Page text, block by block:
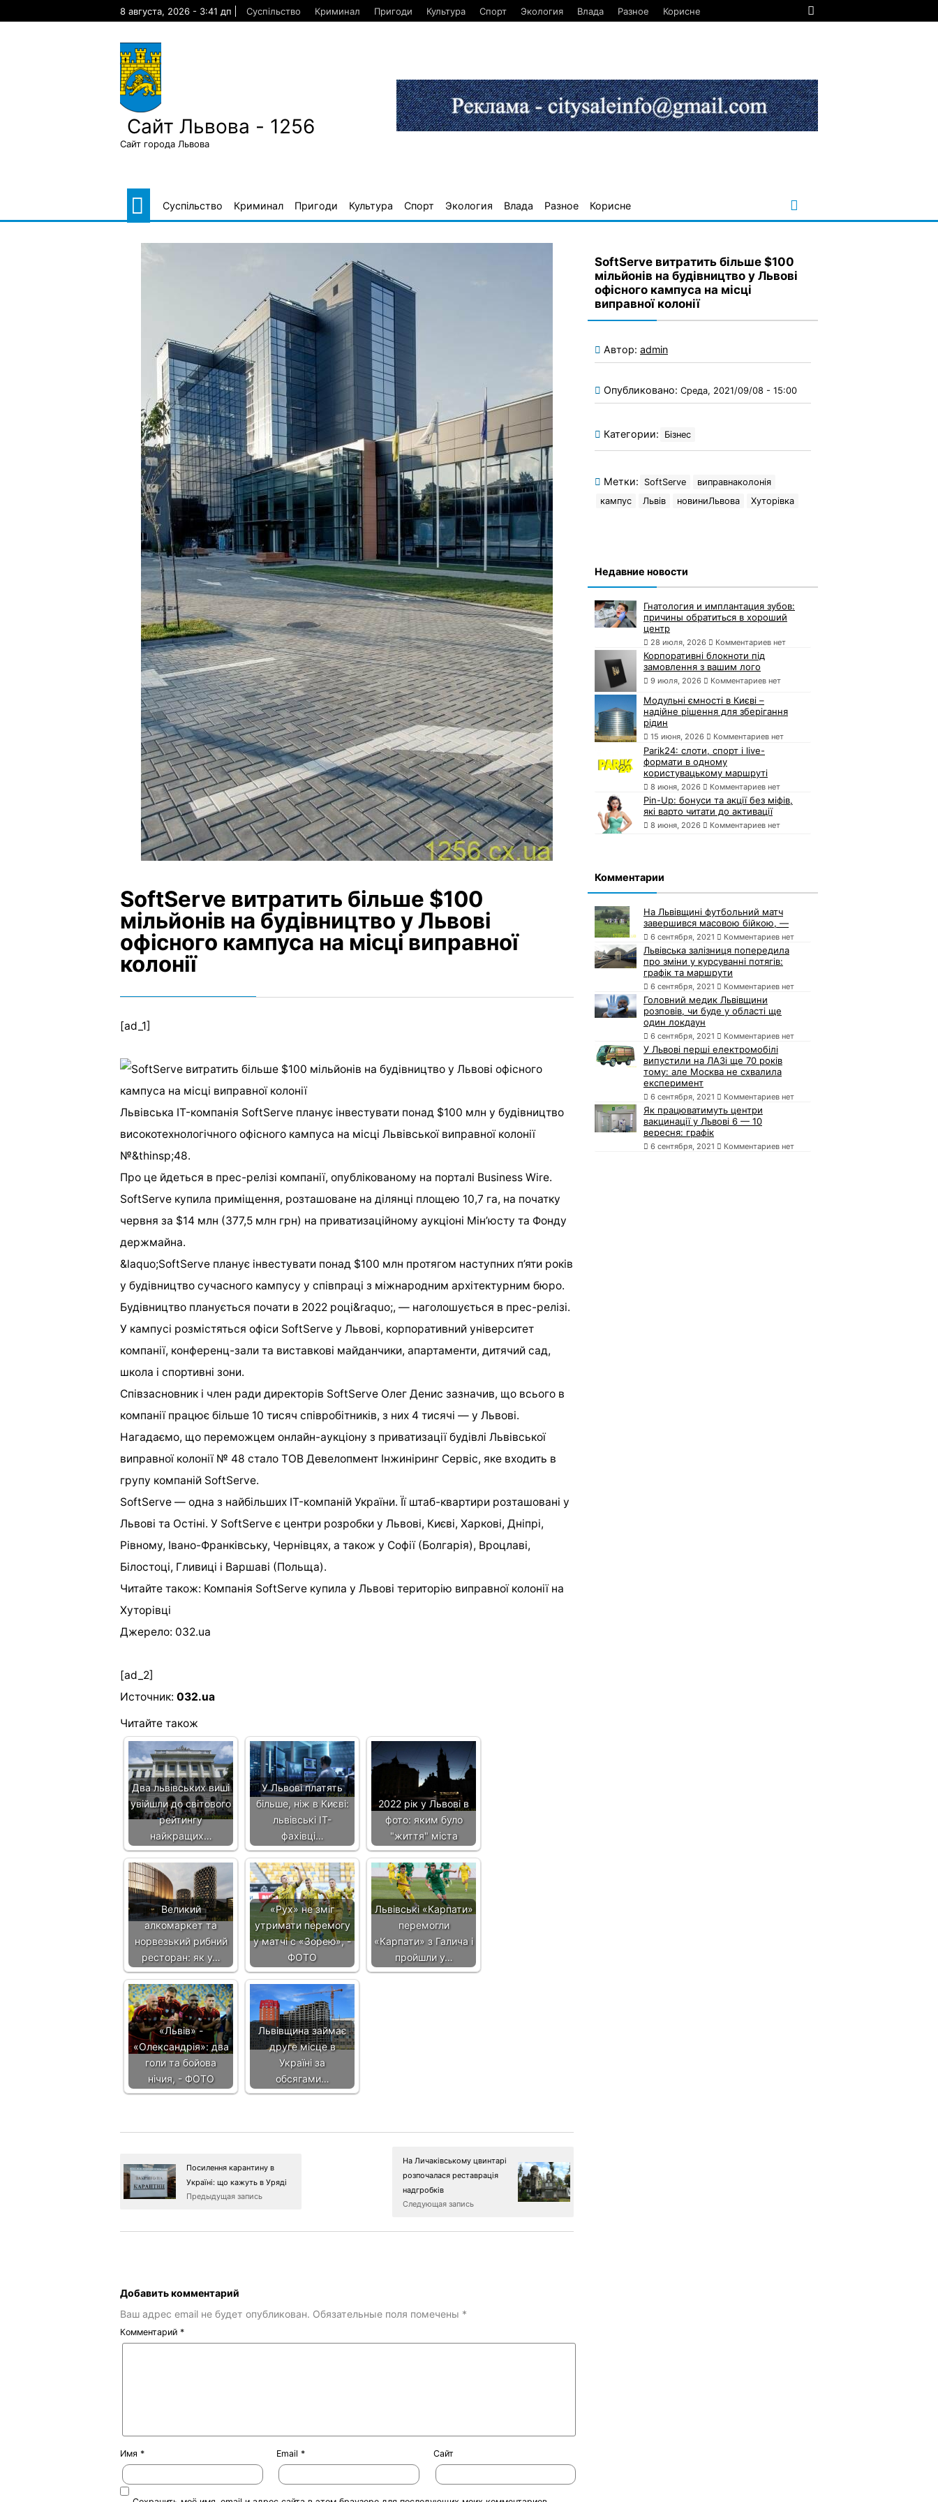
8 августа, 2026 - 3:41 дп Суспільство Криминал Пригоди Культура Спорт Экология Влада Разное Корисне
Сайт Львова - 1256
Сайт города Львова
Суспільство Криминал Пригоди Культура Спорт Экология Влада Разное Корисне
SoftServe витратить більше $100
мільйонів на будівництво у Львові
офісного кампуса на місці виправної
колонії
[ad_1]
Львівська IT-компанія SoftServe планує інвестувати понад $100 млн у будівництво
високотехнологічного офісного кампуса на місці Львівської виправної колонії
№&thinsp;48.
Про це йдеться в прес-релізі компанії, опублікованому на порталі Business Wire.
SoftServe купила приміщення, розташоване на ділянці площею 10,7 га, на початку
червня за $14 млн (377,5 млн грн) на приватизаційному аукціоні Мін’юсту та Фонду
держмайна.
&laquo;SoftServe планує інвестувати понад $100 млн протягом наступних п’яти років
у будівництво сучасного кампусу у співпраці з міжнародним архітектурним бюро.
Будівництво планується почати в 2022 році&raquo;, — наголошується в прес-релізі.
У кампусі розмістяться офіси SoftServe у Львові, корпоративний університет
компанії, конференц-зали та виставкові майданчики, апартаменти, дитячий сад,
школа і спортивні зони.
Співзасновник і член ради директорів SoftServe Олег Денис зазначив, що всього в
компанії працює більше 10 тисяч співробітників, з них 4 тисячі — у Львові.
Нагадаємо, що переможцем онлайн-аукціону з приватизації будівлі Львівської
виправної колонії № 48 стало ТОВ Девелопмент Інжиніринг Сервіс, яке входить в
групу компаній SoftServe.
SoftServe — одна з найбільших IT-компаній України. Її штаб-квартири розташовані у
Львові та Остіні. У SoftServe є центри розробки у Львові, Києві, Харкові, Дніпрі,
Рівному, Івано-Франківську, Чернівцях, а також у Софії (Болгарія), Вроцлаві,
Білостоці, Гливиці і Варшаві (Польща).
Читайте також: Компанія SoftServe купила у Львові територію виправної колонії на
Хуторівці
Джерело: 032.ua
[ad_2]
Источник: 032.ua
Читайте також
Два львівських виші
увійшли до світового
рейтингу
найкращих…
У Львові платять
більше, ніж в Києві:
львівські IT-
фахівці…
2022 рік у Львові в
фото: яким було
"життя" міста
Великий
алкомаркет та
норвезький рибний
ресторан: як у…
«Рух» не зміг
утримати перемогу
у матчі с «Зорею», -
ФОТО
Львівські «Карпати»
перемогли
«Карпати» з Галича і
пройшли у…
«Львів» -
«Олександрія»: два
голи та бойова
нічия, - ФОТО
Львівщина займає
друге місце в
Україні за
обсягами…
Посилення карантину в
Україні: що кажуть в Уряді
Предыдущая запись
На Личаківському цвинтарі
розпочалася реставрація
надгробків
Следующая запись
Добавить комментарий
Ваш адрес email не будет опубликован. Обязательные поля помечены *
Комментарий *
Имя * Email* Сайт
SoftServe витратить більше $100
мільйонів на будівництво у Львові
офісного кампуса на місці
виправної колонії
Автор: admin
Опубликовано: Среда, 2021/09/08 - 15:00
Категории: Бізнес
Метки: SoftServe
виправнаколонія
кампус
Львів новиниЛьвова Хуторівка
Недавние новости
Гнатология и имплантация зубов:
причины обратиться в хороший
центр
28 июля, 2026 Комментариев нет
Корпоративні блокноти під
замовлення з вашим лого
9 июля, 2026 Комментариев нет
Модульні ємності в Києві –
надійне рішення для зберігання
рідин
15 июня, 2026 Комментариев нет
Parik24: слоти, спорт і live-
формати в одному
користувацькому маршруті
8 июня, 2026 Комментариев нет
Pin-Up: бонуси та акції без міфів,
які варто читати до активації
8 июня, 2026 Комментариев нет
Комментарии
На Львівщині футбольний матч
завершився масовою бійкою, —
6 сентября, 2021 Комментариев нет
Львівська залізниця попередила
про зміни у курсуванні потягів:
графік та маршрути
6 сентября, 2021 Комментариев нет
Головний медик Львівщини
розповів, чи буде у області ще
один локдаун
6 сентября, 2021 Комментариев нет
У Львові перші електромобілі
випустили на ЛАЗі ще 70 років
тому: але Москва не схвалила
експеримент
6 сентября, 2021 Комментариев нет
Як працюватимуть центри
вакцинації у Львові 6 — 10
вересня: графік
6 сентября, 2021 Комментариев нет